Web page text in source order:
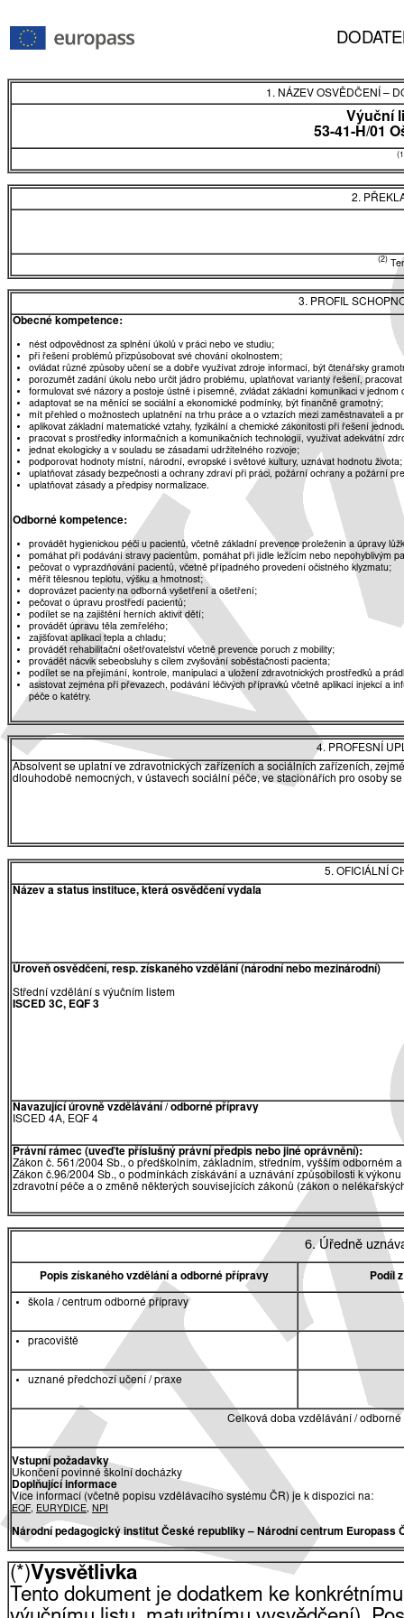
1. NÁZEV OSVĚDČENÍ –
Výuční
53-41-H/01
2.
(2)
3. PROFIL
Obecné kompetence:
nést odpovědnost za splnění úkolů v práci nebo ve studiu;
při řešení problémů přizpůsobovat své chování okolnostem;
ovládat různé způsoby učení se a dobře využívat zdroje informací, být čtenářsky
porozumět zadání úkolu nebo určit jádro problému, uplatňovat varianty řešení,
formulovat své názory a postoje ústně i písemně, zvládat základní komunikaci v
adaptovat se na měnící se sociální a ekonomické podmínky, být finančně gramotný;
mít přehled o možnostech uplatnění na trhu práce a o vztazích mezi zaměstnavateli a
aplikovat základní matematické vztahy, fyzikální a chemické zákonitosti při řešení
pracovat s prostředky informačních a komunikačních technologií, využívat adekvátní
jednat ekologicky a v souladu se zásadami udržitelného rozvoje;
podporovat hodnoty místní, národní, evropské i světové kultury, uznávat hodnotu života;
uplatňovat zásady bezpečnosti a ochrany zdraví při práci, požární ochrany a požární
uplatňovat zásady a předpisy normalizace.
Odborné kompetence:
provádět hygienickou péči u pacientů, včetně základní prevence proleženin a úpravy
pomáhat při podávání stravy pacientům, pomáhat při jídle ležícím nebo nepohyblivým
pečovat o vyprazdňování pacientů, včetně případného provedení očistného klyzmatu;
měřit tělesnou teplotu, výšku a hmotnost;
doprovázet pacienty na odborná vyšetření a ošetření;
pečovat o úpravu prostředí pacientů;
podílet se na zajištění herních aktivit dětí;
provádět úpravu těla zemřelého;
zajišťovat aplikaci tepla a chladu;
provádět rehabilitační ošetřovatelství včetně prevence poruch z mobility;
provádět nácvik sebeobsluhy s cílem zvyšování soběstačnosti pacienta;
podílet se na přejímání, kontrole, manipulaci a uložení zdravotnických prostředků a
asistovat zejména při převazech, podávání léčivých přípravků včetně aplikací injekcí a
péče o katétry.
4. PROFESNÍ
Absolvent se uplatní ve zdravotnických zařízeních a sociálních zařízeních,
dlouhodobě nemocných, v ústavech sociální péče, ve stacionářích pro osoby
5. OFICIÁLNÍ
Název a status instituce, která osvědčení vydala
Úroveň osvědčení, resp. získaného vzdělání (národní nebo mezinárodní)
Střední vzdělání s výučním listem
ISCED 3C, EQF 3
Navazující úrovně vzdělávání / odborné přípravy
​ISCED 4A, EQF 4
Právní rámec (uveďte příslušný právní předpis nebo jiné oprávnění):
Zákon č. 561/2004 Sb., o předškolním, základním, středním, vyšším
Zákon č.96/2004 Sb., o podmínkách získávání a uznávání způsobilosti k
zdravotní péče a o změně některých souvisejících zákonů (zákon o
6. Úředně
Popis získaného vzdělání a odborné přípravy Podíl
škola / centrum odborné přípravy
pracoviště
uznané předchozí učení / praxe
Celková doba vzdělávání /
Vstupní požadavky
Ukončení povinné školní docházky
Doplňující informace
Více informací (včetně popisu vzdělávacího systému ČR) je k dispozici na:
EQF, EURYDICE, NPI
Národní pedagogický institut České republiky– Národní centrum Europass
(*)Vysvětlivka
Tento dokument je dodatkem ke